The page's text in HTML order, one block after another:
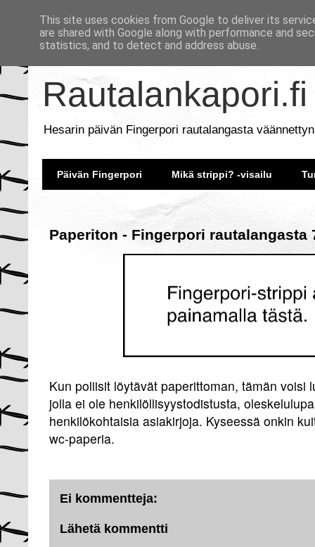
Rautalankapori.fi
Hesarin päivän Fingerpori rautalangasta
Päivän Fingerpori Mikä strippi? -visailu
Paperiton - Fingerpori rautalangasta
Kun poliisit löytävät paperittoman, tämän voisi
jolla ei ole henkilöllisyystodistusta,
henkilökohtaisia asiakirjoja. Kyseessä onkin
wc-paperia.
Ei kommentteja:
Lähetä kommentti
This site uses cookies from Google to deliver its
are shared with Google along with performance and
statistics, and to detect and address abuse.